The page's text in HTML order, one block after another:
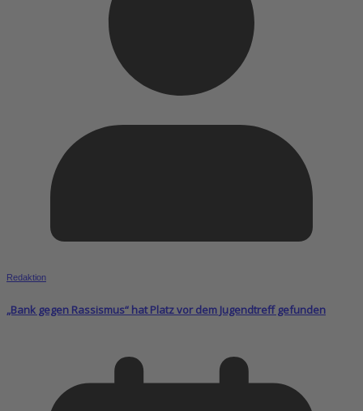
Redaktion
„Bank gegen Rassismus“ hat Platz vor dem Jugendtreff gefunden